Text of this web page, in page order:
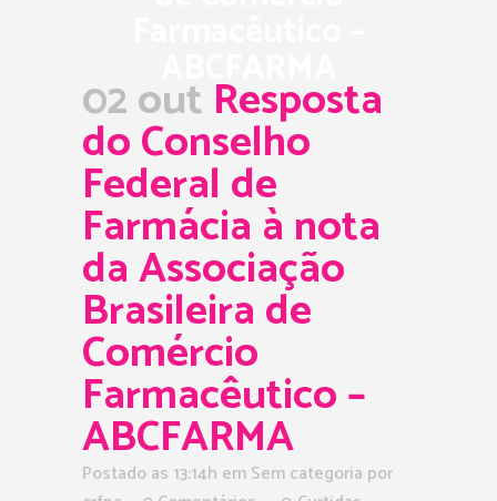
ABCFARMA
02 out Resposta
do Conselho
Federal de
Farmácia à nota
da Associação
Brasileira de
Comércio
Farmacêutico –
ABCFARMA
Postado as 13:14h em Sem categoria por